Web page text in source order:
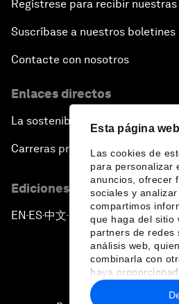
Esta página
Las cookies de
para personalizar
anuncios, ofrecer
sociales y
compartimos
que haga del sitio
partners de redes
análisis web,
combinarla con
haya
recopilado a partir
hecho de sus
Regístrese para recibir
Suscríbase a nuestros boletines
Contacte con nosotros
Enlaces directos
La sostenibilidad en el Foro
Carreras profesionales
Ediciones en otros idiomas
EN ▪ES▪中文▪ 日本語